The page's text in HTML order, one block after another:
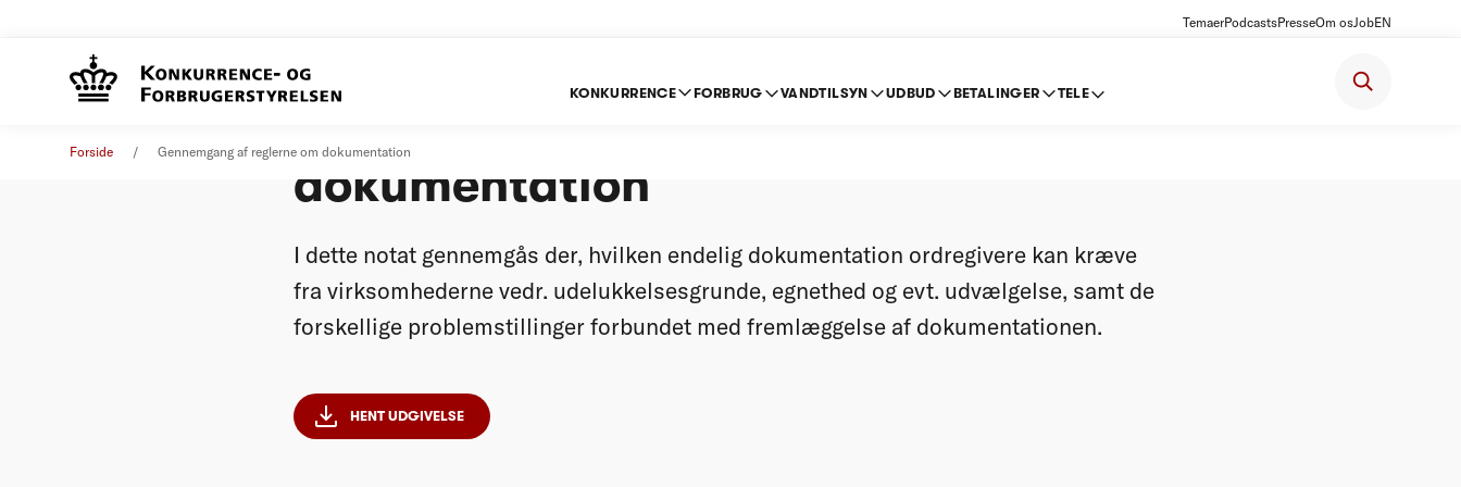
TemaerPodcastsPresseOm osJobEN
KONKURRENCE FORBRUG VANDTILSYN UDBUD BETALINGER TELE
Forside Gennemgang af reglerne om dokumentation
dokumentation
I dette notat gennemgås der, hvilken endelig dokumentation ordregivere kan kræve
fra virksomhederne vedr. udelukkelsesgrunde, egnethed og evt. udvælgelse, samt de
forskellige problemstillinger forbundet med fremlæggelse af dokumentationen.
HENT UDGIVELSE